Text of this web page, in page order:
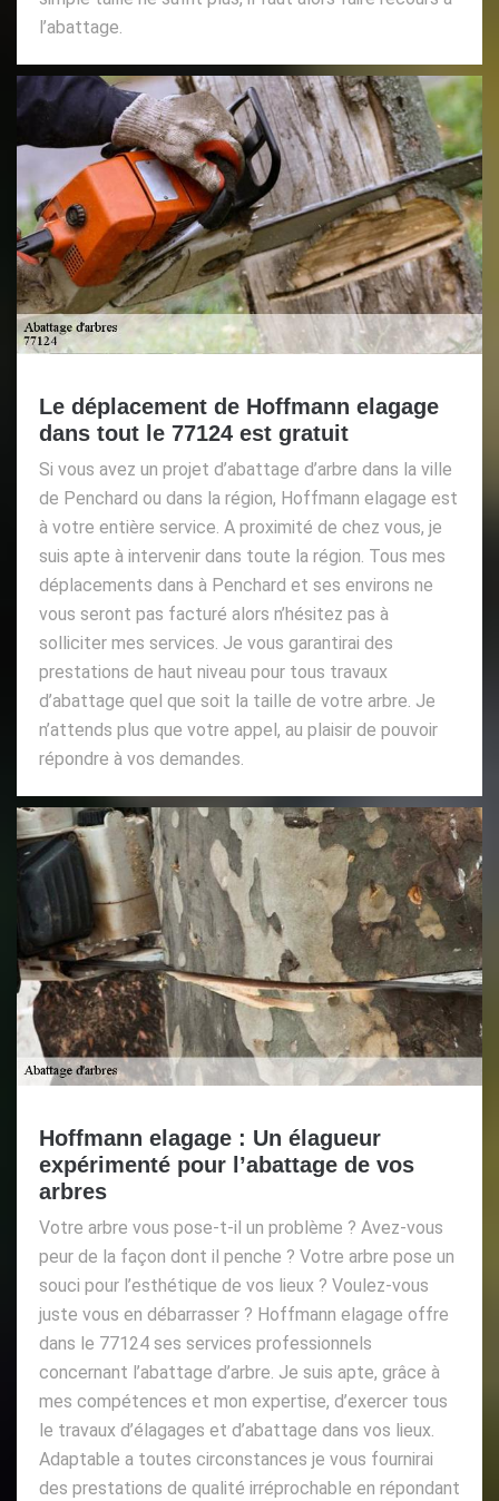
l’abattage.
Le déplacement de Hoffmann elagage
dans tout le 77124 est gratuit
Si vous avez un projet d’abattage d’arbre dans la ville
de Penchard ou dans la région, Hoffmann elagage est
à votre entière service. A proximité de chez vous, je
suis apte à intervenir dans toute la région. Tous mes
déplacements dans à Penchard et ses environs ne
vous seront pas facturé alors n’hésitez pas à
solliciter mes services. Je vous garantirai des
prestations de haut niveau pour tous travaux
d’abattage quel que soit la taille de votre arbre. Je
n’attends plus que votre appel, au plaisir de pouvoir
répondre à vos demandes.
Hoffmann elagage : Un élagueur
expérimenté pour l’abattage de vos
arbres
Votre arbre vous pose-t-il un problème ? Avez-vous
peur de la façon dont il penche ? Votre arbre pose un
souci pour l’esthétique de vos lieux ? Voulez-vous
juste vous en débarrasser ? Hoffmann elagage offre
dans le 77124 ses services professionnels
concernant l’abattage d’arbre. Je suis apte, grâce à
mes compétences et mon expertise, d’exercer tous
le travaux d’élagages et d’abattage dans vos lieux.
Adaptable a toutes circonstances je vous fournirai
des prestations de qualité irréprochable en répondant